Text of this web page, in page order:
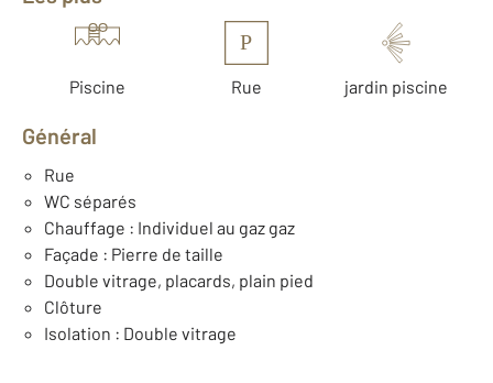
Piscine
P
Rue jardin piscine
Général
Rue
WC séparés
Chauffage : Individuel au gaz gaz
Façade : Pierre de taille
Double vitrage, placards, plain pied
Clôture
Isolation : Double vitrage